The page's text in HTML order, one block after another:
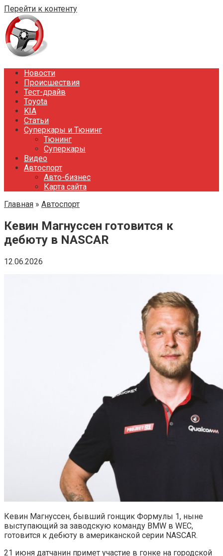
Перейти к контенту
Новости
Происшествия
Тест-драйв
Toyota
KIA
Статьи
Суперкары и Тюнинг
Тюнинг
Суперкары
Видео
Автоспорт
Авто-бизнес
Карта сайта
Главная » Автоспорт
Кевин Магнуссен готовится к
дебюту в NASCAR
12.06.2026
Кевин Магнуссен, бывший гонщик Формулы 1, ныне
выступающий за заводскую команду BMW в WEC,
готовится к дебюту в американской серии NASCAR.
21 июня датчанин примет участие в гонке на городской